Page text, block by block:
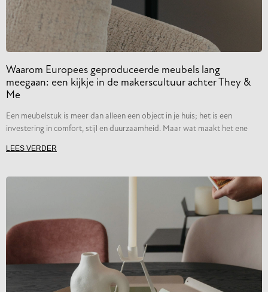
Waarom Europees geproduceerde meubels lang
meegaan: een kijkje in de makerscultuur achter They &
Me
Een meubelstuk is meer dan alleen een object in je huis; het is een
investering in comfort, stijl en duurzaamheid. Maar wat maakt het ene
LEES VERDER